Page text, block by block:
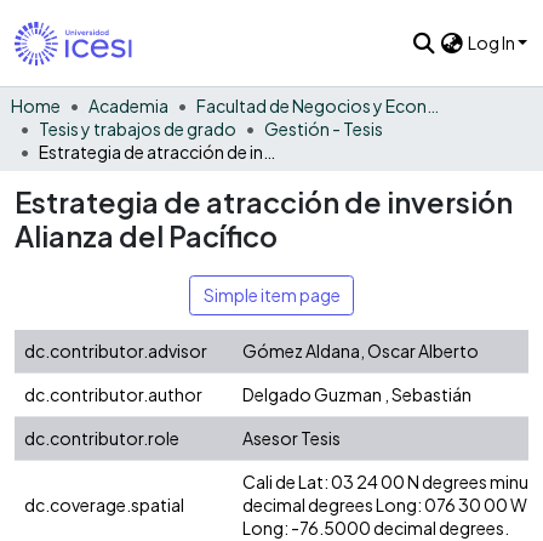
Log In
Home Academia
Tesis y trabajos de grado
Gestión - Tesis
Estrategia de atracción de inversión
Alianza del Pacífico
Simple item page
dc.contributor.advisor
Gómez Aldana, Oscar Alberto
dc.contributor.author
Delgado Guzman , Sebastián
dc.contributor.role
Asesor Tesis
dc.coverage.spatial
Cali de Lat: 03 24 00 N degrees
decimal degrees Long: 076 30 00 W
Long: -76.5000 decimal degrees.